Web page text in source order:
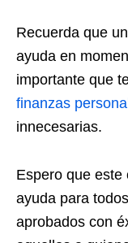
Recuerda que
ayuda en
importante que
finanzas
innecesarias.
Espero que este
ayuda para
aprobados con